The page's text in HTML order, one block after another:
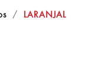
LARANJAL